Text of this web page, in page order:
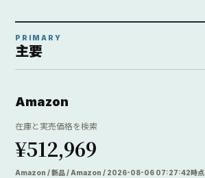
PRIMARY
主要
Amazon
在庫と実売価格を検索
¥512,969
Amazon / 新品 / Amazon / 2026-08-06 07:27:42時点